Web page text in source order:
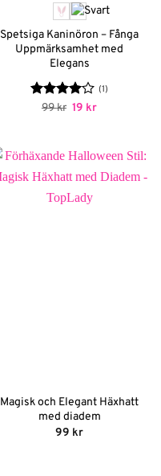
Spetsiga Kaninöron – Fånga
Uppmärksamhet med
Elegans
Betygsatt
(1)
99kr Det
99 kr.
19 krDet
19 kr.
Magisk och Elegant Häxhatt
med diadem
99 kr